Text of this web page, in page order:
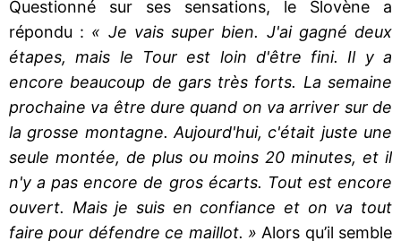
Questionné sur ses sensations, le Slovène a
répondu : « Je vais super bien. J'ai gagné deux
étapes, mais le Tour est loin d'être fini. Il y a
encore beaucoup de gars très forts. La semaine
prochaine va être dure quand on va arriver sur de
la grosse montagne. Aujourd'hui, c'était juste une
seule montée, de plus ou moins 20 minutes, et il
n'y a pas encore de gros écarts. Tout est encore
ouvert. Mais je suis en confiance et on va tout
faire pour défendre ce maillot. » Alors qu’il semble